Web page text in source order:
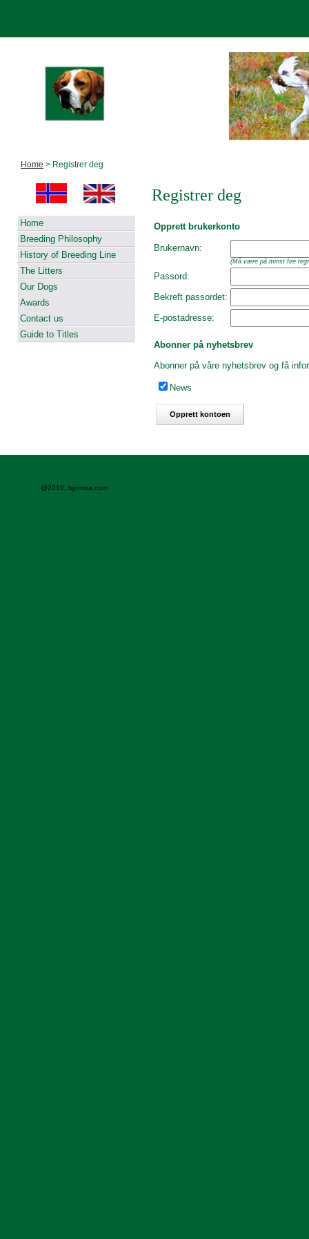
Home > Registrer deg
Home
Breeding Philosophy
History of Breeding Line
The Litters
Our Dogs
Awards
Contact us
Guide to Titles
Registrer deg
Opprett brukerkonto
Brukernavn:
(Må være på minst fire
Passord:
Bekreft passordet:
E-postadresse:
Abonner på nyhetsbrev
Abonner på våre nyhetsbrev og få
News
@2010, bjonroa.com